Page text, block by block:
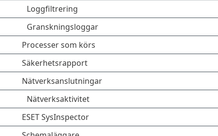
Loggfiltrering
Granskningsloggar
Processer som körs
Säkerhetsrapport
Nätverksanslutningar
Nätverksaktivitet
ESET SysInspector